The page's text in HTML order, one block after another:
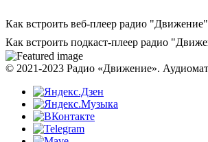
Как встроить веб-плеер радио
Как встроить подкаст-плеер радио
© 2021-2023 Радио «Движение».